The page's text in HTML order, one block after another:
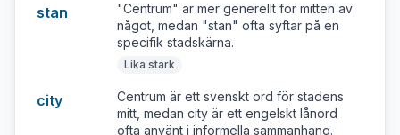
stan
"Centrum" är mer generellt för mitten av
något, medan "stan" ofta syftar på en
specifik stadskärna.
Lika stark
city
Centrum är ett svenskt ord för stadens
mitt, medan city är ett engelskt lånord
ofta använt i informella sammanhang.